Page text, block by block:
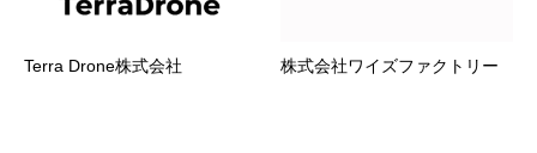
Terra Drone株式会社 株式会社ワイズファクトリー